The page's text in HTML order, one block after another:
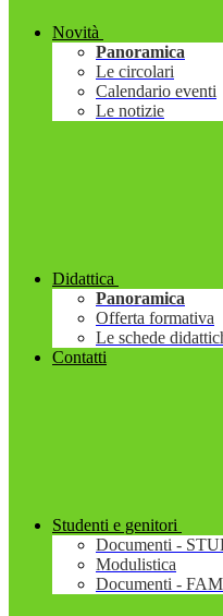
Novità
Panoramica
Le circolari
Calendario eventi
Le notizie
Didattica
Panoramica
Offerta formativa
Le schede
Contatti
Studenti e genitori
Documenti -
Modulistica
Documenti -